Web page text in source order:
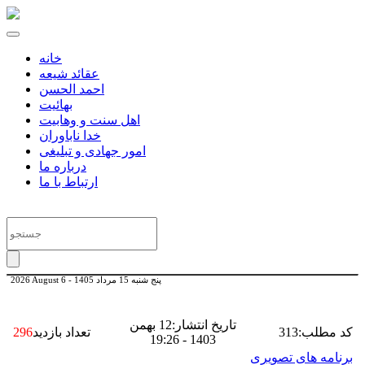
خانه
عقائد شیعه
احمد الحسن
بهائیت
اهل سنت و وهابیت
خدا ناباوران
امور جهادی و تبلیغی
درباره ما
ارتباط با ما
2026 August 6 - پنج شنبه 15 مرداد 1405
کد مطلب:313
تاریخ انتشار:12 بهمن
1403 - 19:26
تعداد بازدید296
برنامه های تصویری